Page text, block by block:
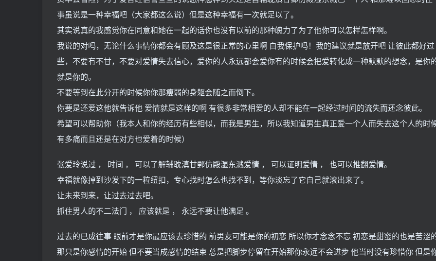
事虽说是一种幸福吧（大家都这么说）但是这种幸福有一次就足以了。
其实说真的我感觉你在同意和她在一起的话你也没有以前的那种魄力了为了他你可以怎样怎样啊。
我说的对吗，无论什么事情你都会有顾及这是很正常的心里啊 自我保护吗！我的建议就是放开吧 让彼此都好过
些，不要有不甘，不要对爱情失去信心，爱你的人永远都会爱你有的时候会把爱转化成一种默默的想念，是你
就是你的。
不要等到在此分开的时候你你那瘦弱的身躯会随之而倒下。
你要是还爱这他就告诉他 爱情就是这样的啊 有很多非常相爱的人却不能在一起经过时间的流失而还念彼此。
希望可以帮助你（我本人和你的经历有些相似，而我是男生，所以我知道男生真正爱一个人而失去这个人的时
有多痛而且还是在对方也爱着的时候）
张爱玲说过 ， 时间 ， 可以了解辅耽滇甘鄄仿殿湿东溅爱情 ， 可以证明爱情 ， 也可以推翻爱情。
幸福就像掉到沙发下的一粒纽扣，专心找时怎么也找不到，等你淡忘了它自己就滚出来了。
让未来到来，让过去过去吧。
抓住男人的不二法门 ， 应该就是 ， 永远不要让他满足 。
过去的已成往事 眼前才是你最应该去珍惜的 前男友可能是你的初恋 所以你才念念不忘 初恋是甜蜜的也是苦涩
那只是你感情的开始 但不要当成感情的结束 总是把脚步停留在开始那你永远不会进步 他当时没有珍惜你 但是